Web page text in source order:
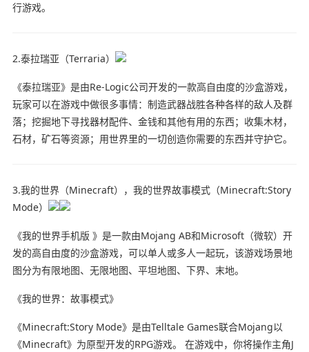
行游戏。
2.泰拉瑞亚（Terraria）
《泰拉瑞亚》是由Re-Logic公司开发的一款高自由度的沙盒游戏，
玩家可以在游戏中做很多事情：制造武器战胜各种各样的敌人及群
落；挖掘地下寻找器材配件、金钱和其他有用的东西；收集木材，
石材，矿石等资源；用世界里的一切创造你需要的东西并守护它。
3.我的世界（Minecraft），我的世界故事模式（Minecraft:Story
Mode）
《我的世界手机版 》 是一款由Mojang AB和Microsoft（微软）开
发的高自由度的沙盒游戏，可以单人或多人一起玩，该游戏场景地
图分为有限地图、无限地图、平坦地图、下界、末地。
《我的世界：故事模式》
《Minecraft:Story Mode》是由Telltale Games联合Mojang以
《Minecraft》为原型开发的RPG游戏。 在游戏中，你将操作主角J